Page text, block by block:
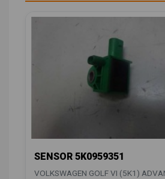
SENSOR 5K0959351
VOLKSWAGEN GOLF VI (5K1)